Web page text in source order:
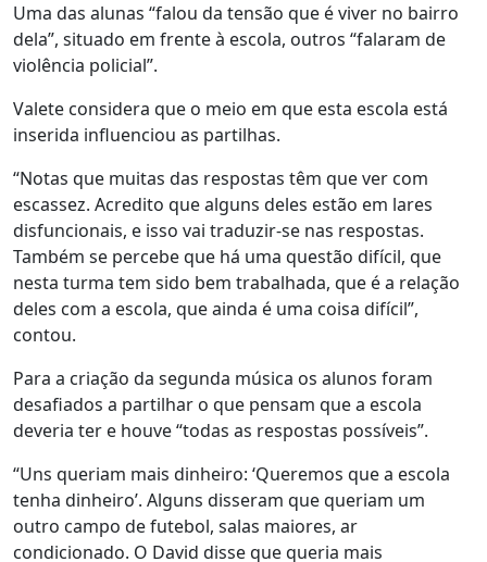
Uma das alunas “falou da tensão que é viver no bairro
dela”, situado em frente à escola, outros “falaram de
violência policial”.
Valete considera que o meio em que esta escola está
inserida influenciou as partilhas.
“Notas que muitas das respostas têm que ver com
escassez. Acredito que alguns deles estão em lares
disfuncionais, e isso vai traduzir-se nas respostas.
Também se percebe que há uma questão difícil, que
nesta turma tem sido bem trabalhada, que é a relação
deles com a escola, que ainda é uma coisa difícil”,
contou.
Para a criação da segunda música os alunos foram
desafiados a partilhar o que pensam que a escola
deveria ter e houve “todas as respostas possíveis”.
“Uns queriam mais dinheiro: ‘Queremos que a escola
tenha dinheiro’. Alguns disseram que queriam um
outro campo de futebol, salas maiores, ar
condicionado. O David disse que queria mais